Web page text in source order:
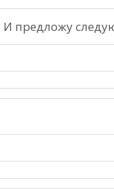
И предложу